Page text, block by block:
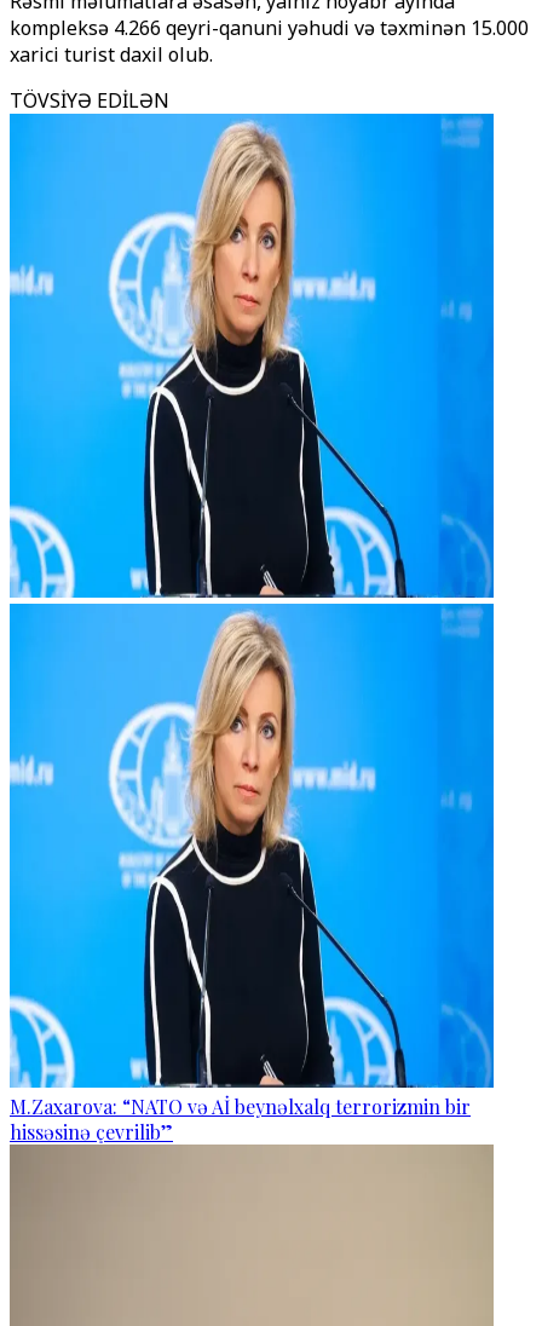
kompleksə 4.266 qeyri-qanuni yəhudi və təxminən 15.000
xarici turist daxil olub.
TÖVSİYƏ EDİLƏN
M.Zaxarova: “NATO və Aİ beynəlxalq terrorizmin bir
hissəsinə çevrilib”